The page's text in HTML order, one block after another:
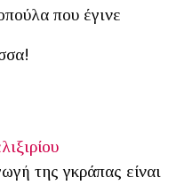
που έγινε
της γκράπας είναι